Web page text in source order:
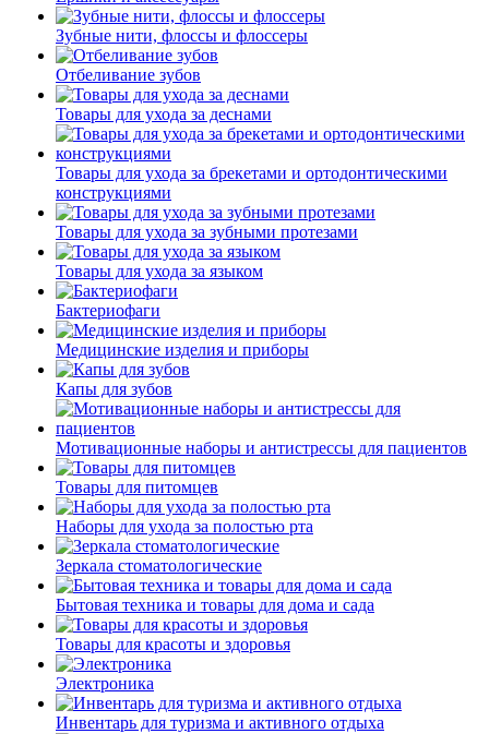
Зубные нити, флоссы и флоссеры
Отбеливание зубов
Товары для ухода за деснами
Товары для ухода за брекетами и ортодонтическими
конструкциями
Товары для ухода за зубными протезами
Товары для ухода за языком
Бактериофаги
Медицинские изделия и приборы
Капы для зубов
Мотивационные наборы и антистрессы для пациентов
Товары для питомцев
Наборы для ухода за полостью рта
Зеркала стоматологические
Бытовая техника и товары для дома и сада
Товары для красоты и здоровья
Электроника
Инвентарь для туризма и активного отдыха